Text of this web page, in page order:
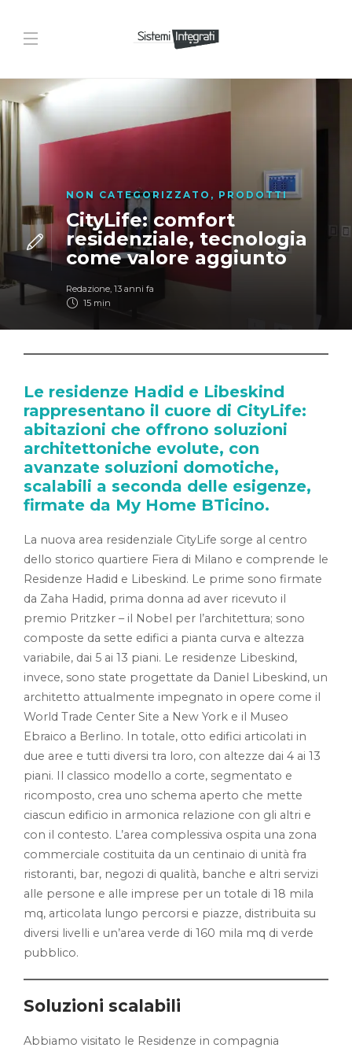
NON CATEGORIZZATO , PRODOTTI
CityLife: comfort
residenziale, tecnologia
come valore aggiunto
Redazione, 13 anni fa
15 min
Le residenze Hadid e Libeskind
rappresentano il cuore di CityLife:
abitazioni che offrono soluzioni
architettoniche evolute, con
avanzate soluzioni domotiche,
scalabili a seconda delle esigenze,
firmate da My Home BTicino.
La nuova area residenziale CityLife sorge al centro
dello storico quartiere Fiera di Milano e comprende le
Residenze Hadid e Libeskind. Le prime sono firmate
da Zaha Hadid, prima donna ad aver ricevuto il
premio Pritzker – il Nobel per l’architettura; sono
composte da sette edifici a pianta curva e altezza
variabile, dai 5 ai 13 piani. Le residenze Libeskind,
invece, sono state progettate da Daniel Libeskind, un
architetto attualmente impegnato in opere come il
World Trade Center Site a New York e il Museo
Ebraico a Berlino. In totale, otto edifici articolati in
due aree e tutti diversi tra loro, con altezze dai 4 ai 13
piani. Il classico modello a corte, segmentato e
ricomposto, crea uno schema aperto che mette
ciascun edificio in armonica relazione con gli altri e
con il contesto. L’area complessiva ospita una zona
commerciale costituita da un centinaio di unità fra
ristoranti, bar, negozi di qualità, banche e altri servizi
alle persone e alle imprese per un totale di 18 mila
mq, articolata lungo percorsi e piazze, distribuita su
diversi livelli e un’area verde di 160 mila mq di verde
pubblico.
Soluzioni scalabili
Abbiamo visitato le Residenze in compagnia